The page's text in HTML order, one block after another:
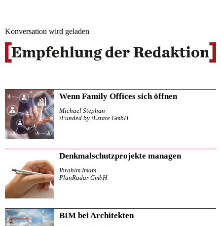
Konversation wird geladen
Wenn Family Offices sich öffnen
Michael Stephan
iFunded by iEstate GmbH
Denkmalschutzprojekte managen
Ibrahim Imam
PlanRadar GmbH
BIM bei Architekten